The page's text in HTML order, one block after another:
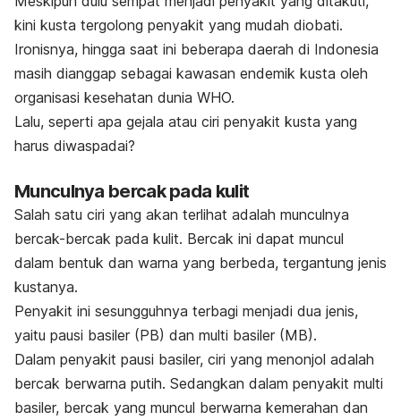
kini kusta tergolong penyakit yang mudah diobati.
Ironisnya, hingga saat ini beberapa daerah di Indonesia
masih dianggap sebagai kawasan endemik kusta oleh
organisasi kesehatan dunia WHO.
Lalu, seperti apa gejala atau ciri penyakit kusta yang
harus diwaspadai?
Munculnya bercak pada kulit
Salah satu ciri yang akan terlihat adalah munculnya
bercak-bercak pada kulit. Bercak ini dapat muncul
dalam bentuk dan warna yang berbeda, tergantung jenis
kustanya.
Penyakit ini sesungguhnya terbagi menjadi dua jenis,
yaitu pausi basiler (PB) dan multi basiler (MB).
Dalam penyakit pausi basiler, ciri yang menonjol adalah
bercak berwarna putih. Sedangkan dalam penyakit multi
basiler, bercak yang muncul berwarna kemerahan dan